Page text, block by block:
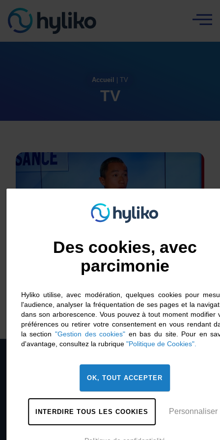
Accueil | TV
TV
Ovarith Troeung sur
5 août 2022
Mentions légales
Retour haut de page
Des cookies, avec
parcimonie
Hyliko utilise, avec modération, quelques cookies pour
l'audience, analyser la fréquentation de ses pages et la
dans son arborescence. Vous pouvez à tout moment modifier
préférences ou retirer votre consentement en vous rendant
la section "Gestion des cookies" en bas du site. Pour en
d'avantage, consultez la rubrique "Politique de Cookies".
OK, TOUT ACCEPTER
INTERDIRE TOUS LES COOKIES Personnaliser